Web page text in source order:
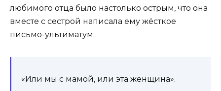
любимого отца было настолько острым, что она
вместе с сестрой написала ему жёсткое
письмо-ультиматум:
«Или мы с мамой, или эта женщина».